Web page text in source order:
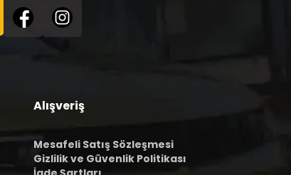
Alışveriş
Mesafeli Satış Sözleşmesi
Gizlilik ve Güvenlik Politikası